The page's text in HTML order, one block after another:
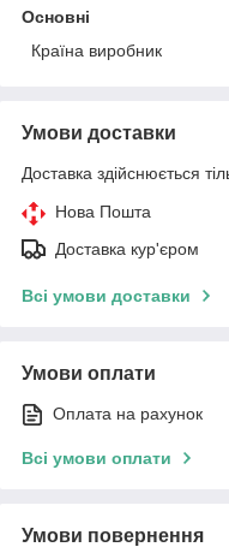
Основні
Країна виробник
Умови доставки
Доставка здійснюється
Нова Пошта
Доставка кур'єром
Всі умови доставки
Умови оплати
Оплата на рахунок
Всі умови оплати
Умови повернення